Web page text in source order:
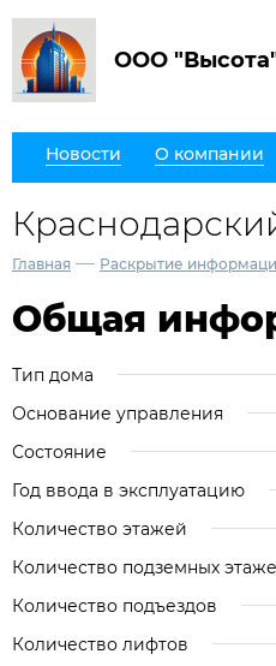
ООО
Новости О компании
Главная — Раскрытие
Общая
Тип дома
Основание управления
Состояние
Год ввода в эксплуатацию
Количество этажей
Количество подземных
Количество подъездов
Количество лифтов